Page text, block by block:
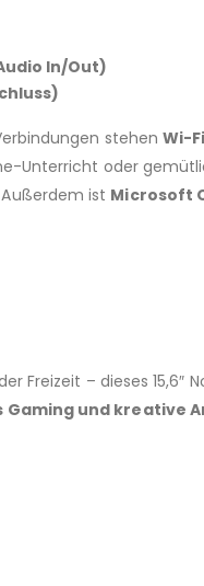
In/Out)
stehenWi-
Unterricht oder
Außerdem ist Microsoft
Freizeit – dieses
Gaming und kreative